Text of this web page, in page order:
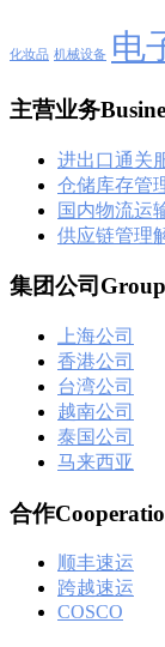
化妆品 机械设备 电
主营业务
进出口通关
仓储库存管
国内物流运
供应链管理
集团公司
上海公司
香港公司
台湾公司
越南公司
泰国公司
马来西亚
合作
顺丰速运
跨越速运
COSCO